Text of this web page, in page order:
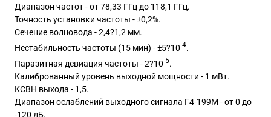
Диапазон частот -от 78,33 ГГц до 118,1 ГГц.
Точность установки частоты -±0,2%.
Сечение волновода -2,4?1,2 мм.
Нестабильность частоты (15 мин) - ±5?10-4.
Паразитная девиация частоты - 2?10-5.
Калиброванный уровень выходной мощности - 1 мВт.
КСВН выхода - 1,5.
Диапазон ослаблений выходного сигнала Г4-199М - от 0 до
-120 дБ.